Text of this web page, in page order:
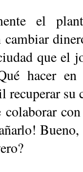
el
cambiar
que el
hacer
recuperar